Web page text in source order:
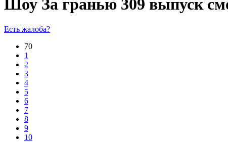
Шоу За гранью 309 выпуск
Есть жалоба?
70
1
2
3
4
5
6
7
8
9
10